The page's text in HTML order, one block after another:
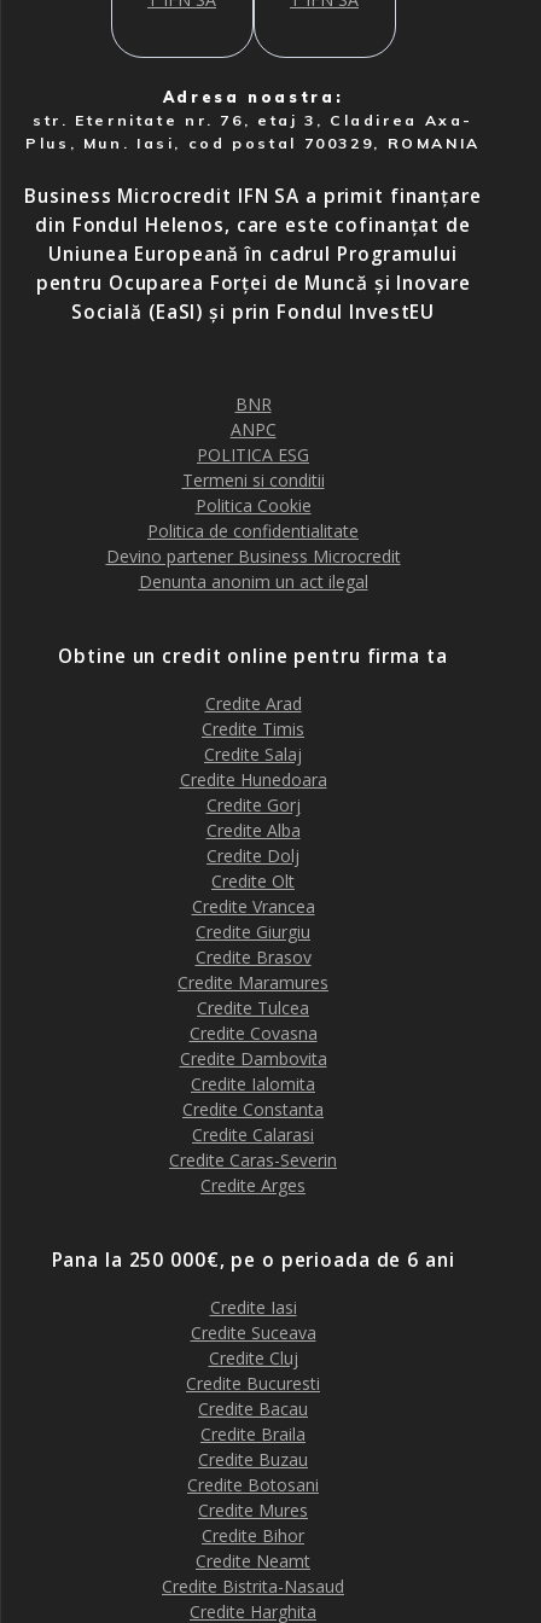
Adresa noastra:
str. Eternitate nr. 76, etaj 3, Cladirea Axa-
Plus, Mun. Iasi, cod postal 700329, ROMANIA
Business Microcredit IFN SA a primit finanțare
din Fondul Helenos, care este cofinanțat de
Uniunea Europeană în cadrul Programului
pentru Ocuparea Forței de Muncă și Inovare
Socială (EaSI) și prin Fondul InvestEU
BNR
ANPC
POLITICA ESG
Termeni si conditii
Politica Cookie
Politica de confidentialitate
Devino partener Business Microcredit
Denunta anonim un act ilegal
Obtine un credit online pentru firma ta
Credite Arad
Credite Timis
Credite Salaj
Credite Hunedoara
Credite Gorj
Credite Alba
Credite Dolj
Credite Olt
Credite Vrancea
Credite Giurgiu
Credite Brasov
Credite Maramures
Credite Tulcea
Credite Covasna
Credite Dambovita
Credite Ialomita
Credite Constanta
Credite Calarasi
Credite Caras-Severin
Credite Arges
Pana la 250 000€, pe o perioada de 6 ani
Credite Iasi
Credite Suceava
Credite Cluj
Credite Bucuresti
Credite Bacau
Credite Braila
Credite Buzau
Credite Botosani
Credite Mures
Credite Bihor
Credite Neamt
Credite Bistrita-Nasaud
Credite Harghita